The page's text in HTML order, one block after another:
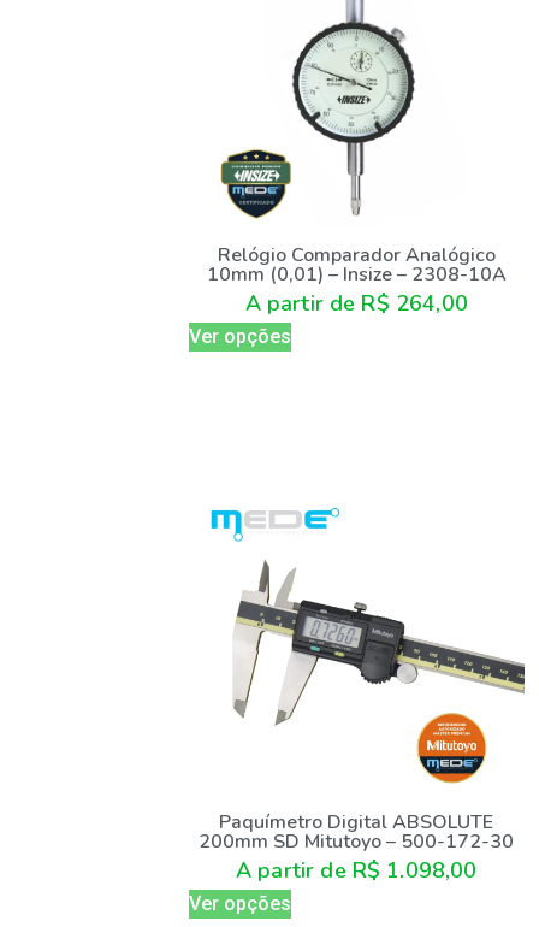
Relógio Comparador Analógico
10mm (0,01) – Insize – 2308-10A
A partir de R$ 264,00
Ver opções
Paquímetro Digital ABSOLUTE
200mm SD Mitutoyo – 500-172-30
A partir de R$ 1.098,00
Ver opções